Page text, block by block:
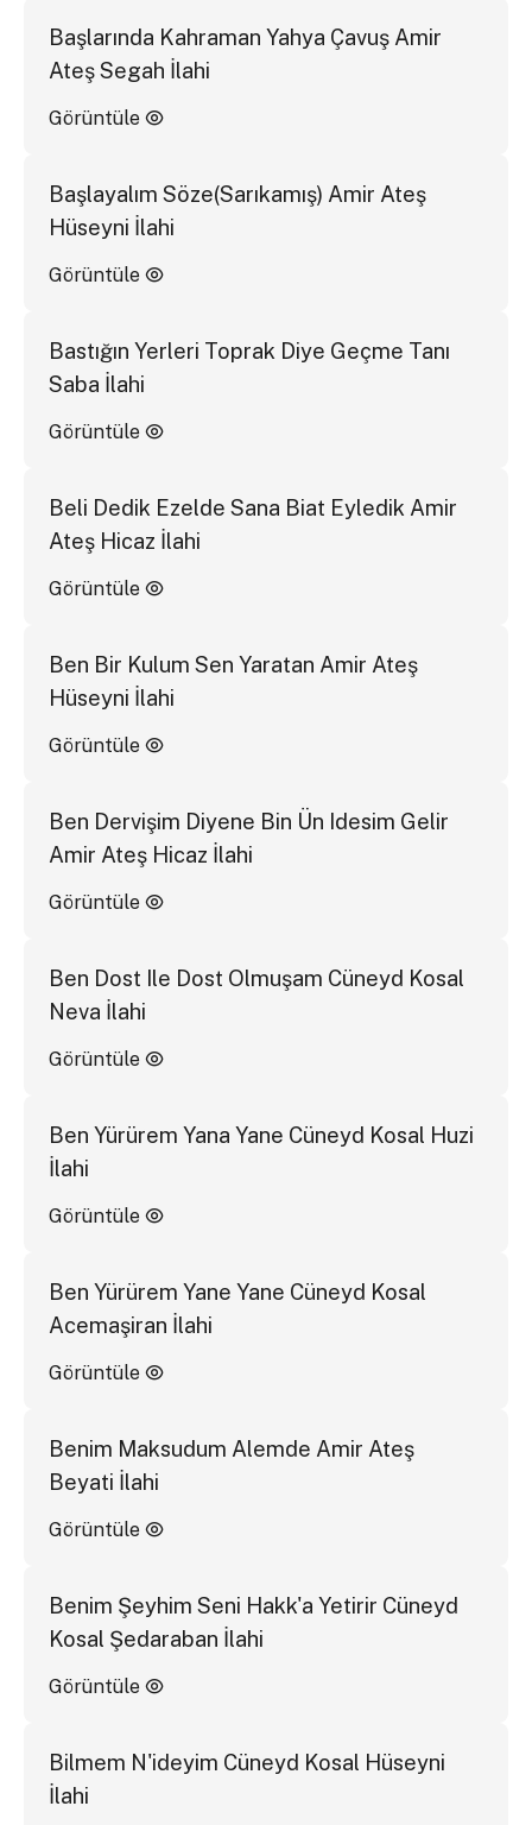
Başlarında Kahraman Yahya Çavuş Amir
Ateş Segah İlahi
Görüntüle
Başlayalım Söze(Sarıkamış) Amir Ateş
Hüseyni İlahi
Görüntüle
Bastığın Yerleri Toprak Diye Geçme Tanı
Saba İlahi
Görüntüle
Beli Dedik Ezelde Sana Biat Eyledik Amir
Ateş Hicaz İlahi
Görüntüle
Ben Bir Kulum Sen Yaratan Amir Ateş
Hüseyni İlahi
Görüntüle
Ben Dervişim Diyene Bin Ün Idesim Gelir
Amir Ateş Hicaz İlahi
Görüntüle
Ben Dost Ile Dost Olmuşam Cüneyd Kosal
Neva İlahi
Görüntüle
Ben Yürürem Yana Yane Cüneyd Kosal Huzi
İlahi
Görüntüle
Ben Yürürem Yane Yane Cüneyd Kosal
Acemaşiran İlahi
Görüntüle
Benim Maksudum Alemde Amir Ateş
Beyati İlahi
Görüntüle
Benim Şeyhim Seni Hakk'a Yetirir Cüneyd
Kosal Şedaraban İlahi
Görüntüle
Bilmem N'ideyim Cüneyd Kosal Hüseyni
İlahi